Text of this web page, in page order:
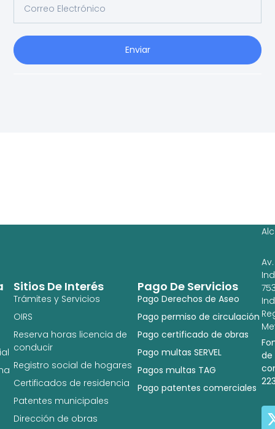
Enviar
Pago De Servicios
Pago Derechos de Aseo
Pago permiso de circulación
Pago certificado de obras
Pago multas SERVEL
Pagos multas TAG
Pago patentes comerciales
Sitios De Interés
Trámites y Servicios
OIRS
Reserva horas licencia de
conducir
Registro social de hogares
Certificados de residencia
Patentes municipales
Dirección de obras
Av.
de